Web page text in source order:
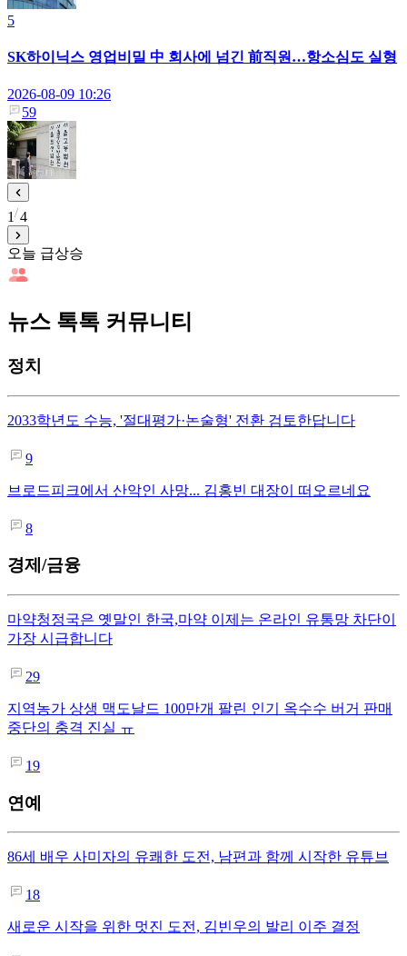
5
SK하이닉스 영업비밀 中 회사에 넘긴 前직원…항소심도 실형
2026-08-09 10:26
59
1 4
오늘 급상승
뉴스 톡톡 커뮤니티
정치
2033학년도 수능, '절대평가·논술형' 전환 검토한답니다
9
브로드피크에서 산악인 사망... 김홍빈 대장이 떠오르네요
8
경제/금융
마약청정국은 옛말인 한국,마약 이제는 온라인 유통망 차단이
가장 시급합니다
29
지역농가 상생 맥도날드 100만개 팔린 인기 옥수수 버거 판매
중단의 충격 진실 ㅠ
19
연예
86세 배우 사미자의 유쾌한 도전, 남편과 함께 시작한 유튜브
18
새로운 시작을 위한 멋진 도전, 김빈우의 발리 이주 결정